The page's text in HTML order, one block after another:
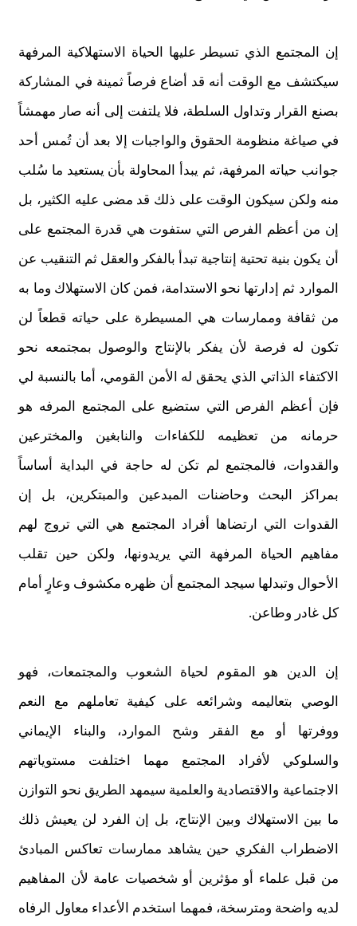
إن المجتمع الذي تسيطر عليها الحياة الاستهلاكية المرفهة
سيكتشف مع الوقت أنه قد أضاع فرصاً ثمينة في المشاركة
بصنع القرار وتداول السلطة، فلا يلتفت إلى أنه صار مهمشاً
في صياغة منظومة الحقوق والواجبات إلا بعد أن تُمس أحد
جوانب حياته المرفهة، ثم يبدأ المحاولة بأن يستعيد ما سُلب
منه ولكن سيكون الوقت على ذلك قد مضى عليه الكثير، بل
إن من أعظم الفرص التي ستفوت هي قدرة المجتمع على
أن يكون بنية تحتية إنتاجية تبدأ بالفكر والعقل ثم التنقيب عن
الموارد ثم إدارتها نحو الاستدامة، فمن كان الاستهلاك وما به
من ثقافة وممارسات هي المسيطرة على حياته قطعاً لن
تكون له فرصة لأن يفكر بالإنتاج والوصول بمجتمعه نحو
الاكتفاء الذاتي الذي يحقق له الأمن القومي، أما بالنسبة لي
فإن أعظم الفرص التي ستضيع على المجتمع المرفه هو
حرمانه من تعظيمه للكفاءات والنابغين والمخترعين
والقدوات، فالمجتمع لم تكن له حاجة في البداية أساساً
بمراكز البحث وحاضنات المبدعين والمبتكرين، بل إن
القدوات التي ارتضاها أفراد المجتمع هي التي تروج لهم
مفاهيم الحياة المرفهة التي يريدونها، ولكن حين تقلب
الأحوال وتبدلها سيجد المجتمع أن ظهره مكشوف وعارٍ أمام
كل غادر وطاعن.
إن الدين هو المقوم لحياة الشعوب والمجتمعات، فهو
الوصي بتعاليمه وشرائعه على كيفية تعاملهم مع النعم
ووفرتها أو مع الفقر وشح الموارد، والبناء الإيماني
والسلوكي لأفراد المجتمع مهما اختلفت مستوياتهم
الاجتماعية والاقتصادية والعلمية سيمهد الطريق نحو التوازن
ما بين الاستهلاك وبين الإنتاج، بل إن الفرد لن يعيش ذلك
الاضطراب الفكري حين يشاهد ممارسات تعاكس المبادئ
من قبل علماء أو مؤثرين أو شخصيات عامة لأن المفاهيم
لديه واضحة ومترسخة، فمهما استخدم الأعداء معاول الرفاه